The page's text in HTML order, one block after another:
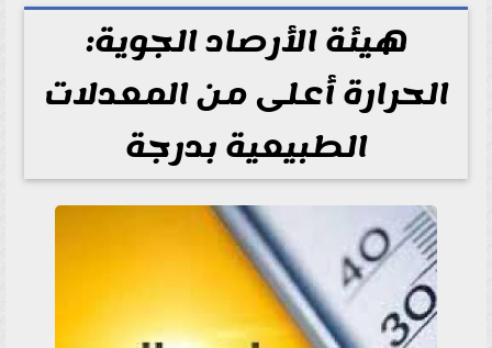
2026-07-06 10:40:00
هيئة الأرصاد الجوية:
الحرارة أعلى من المعدلات
الطبيعية بدرجة